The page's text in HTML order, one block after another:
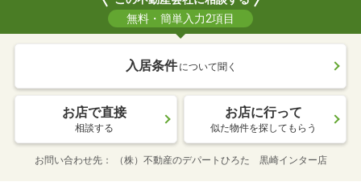
無料・簡単入力2項目
入居条件 について聞く
お店で直接
相談する
お店に行って
似た物件を探してもらう
お問い合わせ先 （株）不動産のデパートひろた 黒崎インター店